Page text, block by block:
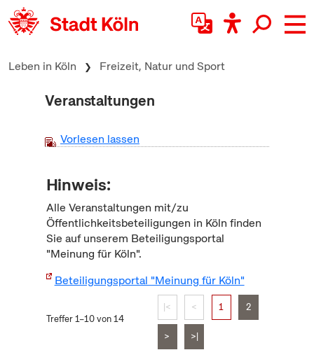
zum Inhalt springen
Leben in Köln Freizeit, Natur und Sport
Veranstaltungen
Vorlesen lassen
Hinweis:
Alle Veranstaltungen mit/zu
Öffentlichkeitsbeteiligungen in Köln finden
Sie auf unserem Beteiligungsportal
"Meinung für Köln".
Beteiligungsportal "Meinung für Köln"
Treffer 1–10 von 14
|< < 1 2
> >|